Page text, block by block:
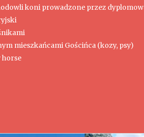
koni prowadzone przez
mieszkańcami Gościńca (kozy, psy)
horse